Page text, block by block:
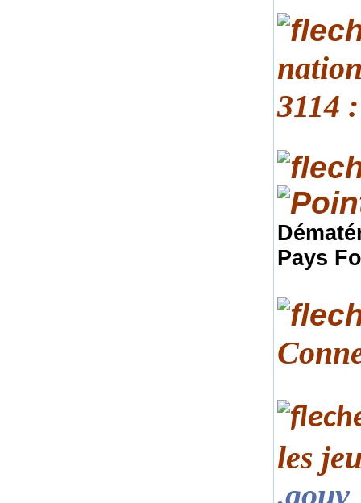
3114
Pays
les
.gouv